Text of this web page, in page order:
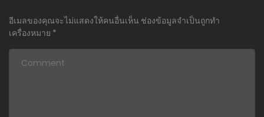
อีเมลของคุณจะไม่แสดงให้คนอื่นเห็น ช่องข้อมูลจำเป็นถูกทำ
เครื่องหมาย *